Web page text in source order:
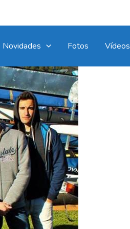
Novidades Fotos Vídeos